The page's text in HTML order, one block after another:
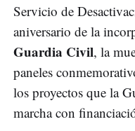
Servicio de
aniversario de la
Guardia Civil, la
paneles
los proyectos que la
marcha con